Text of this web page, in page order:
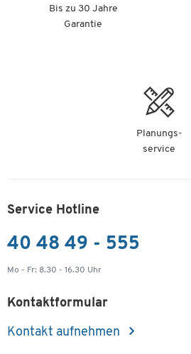
Bis zu 30 Jahre
Garantie
Planungs-
service
Service Hotline
40 48 49 - 555
Mo - Fr: 8.30 - 16.30 Uhr
Kontaktformular
Kontakt aufnehmen